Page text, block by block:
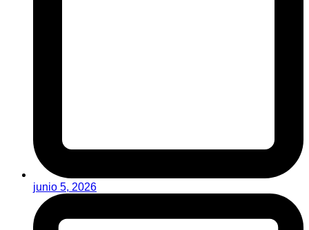
junio 5, 2026